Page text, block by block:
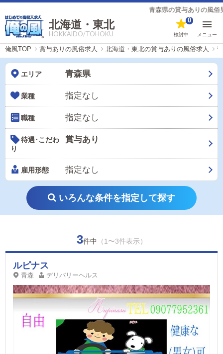
青森県の賞与ありの風俗男性
北海道・東北
HOKKAIDO/TOHOKU 検討中
0
メニュー
俺風TOP 賞与ありの風俗求人 北海道・東北の賞与ありの風俗求人
エリア 青森県
業種 指定なし
職種 指定なし
待遇･こだわ
り
賞与あり
雇用形態 指定なし
いろんな条件を指定して探す
3件中 （1〜3件表示）
ルピナス
青森 デリバリーヘルス